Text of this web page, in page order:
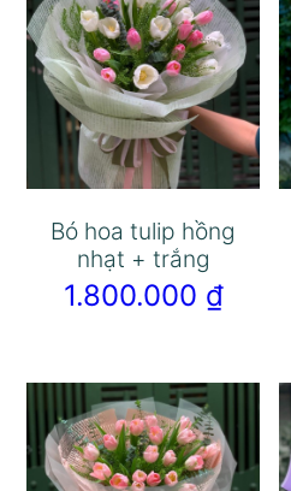
Bó hoa tulip hồng
nhạt + trắng
1.800.000 ₫